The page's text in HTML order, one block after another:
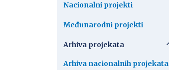
Nacionalni projekti
Međunarodni projekti
Arhiva projekata
Arhiva nacionalnih projekata